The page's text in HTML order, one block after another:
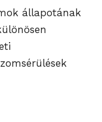
állapotának